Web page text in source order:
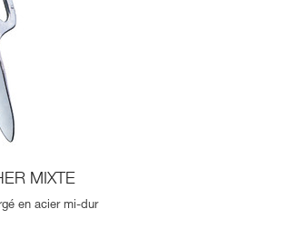
MIXTE
en acier mi-dur